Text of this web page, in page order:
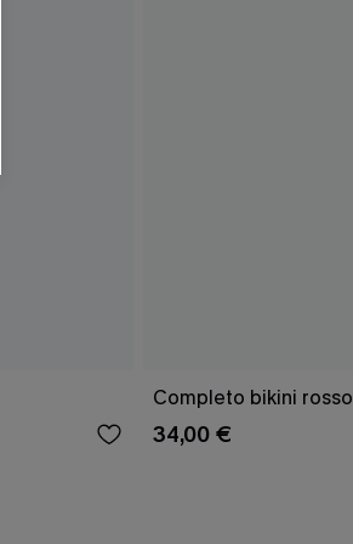
Completo bikini rosso
34,00 €
i nostri
valutare il livello di coinvolgimento,